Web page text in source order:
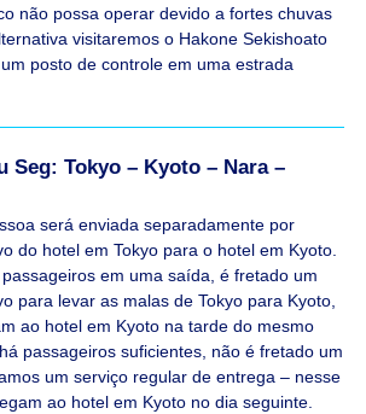
não possa operar devido a fortes chuvas
visitaremos o Hakone Sekishoato
posto de controle em uma estrada
Seg: Tokyo – Kyoto – Nara –
será enviada separadamente por
do hotel em Tokyo para o hotel em Kyoto.
em uma saída, é fretado um
para levar as malas de Tokyo para Kyoto,
ao hotel em Kyoto na tarde do mesmo
passageiros suficientes, não é fretado um
um serviço regular de entrega – nesse
ao hotel em Kyoto no dia seguinte.